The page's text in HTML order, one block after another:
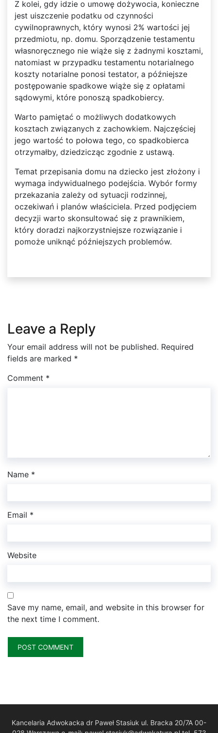
Z kolei, gdy idzie o umowę dożywocia, konieczne
jest uiszczenie podatku od czynności
cywilnoprawnych, który wynosi 2% wartości jej
przedmiotu, np. domu. Sporządzenie testamentu
własnoręcznego nie wiąże się z żadnymi kosztami,
natomiast w przypadku testamentu notarialnego
koszty notarialne ponosi testator, a późniejsze
postępowanie spadkowe wiąże się z opłatami
sądowymi, które ponoszą spadkobiercy.
Warto pamiętać o możliwych dodatkowych
kosztach związanych z zachowkiem. Najczęściej
jego wartość to połowa tego, co spadkobierca
otrzymałby, dziedzicząc zgodnie z ustawą.
Temat przepisania domu na dziecko jest złożony i
wymaga indywidualnego podejścia. Wybór formy
przekazania zależy od sytuacji rodzinnej,
oczekiwań i planów właściciela. Przed podjęciem
decyzji warto skonsultować się z prawnikiem,
który doradzi najkorzystniejsze rozwiązanie i
pomoże uniknąć późniejszych problemów.
Leave a Reply
Your email address will not be published. Required
fields are marked *
Comment *
Name *
Email *
Website
Save my name, email, and website in this browser for
the next time I comment.
Kancelaria Adwokacka dr Paweł Stasiuk ul. Bracka 20/7A 00-